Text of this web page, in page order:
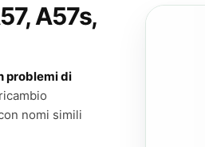
A57s,
problemi di
nomi simili